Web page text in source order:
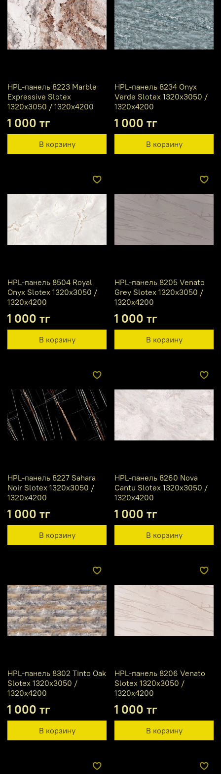
HPL-панель 8223 Marble
Expressive Slotex
1320х3050 / 1320х4200
1 000 тг
В корзину
HPL-панель 8234 Onyx
Verde Slotex 1320х3050 /
1320х4200
1 000 тг
В корзину
HPL-панель 8504 Royal
Onyx Slotex 1320х3050 /
1320х4200
1 000 тг
В корзину
HPL-панель 8205 Venato
Grey Slotex 1320х3050 /
1320х4200
1 000 тг
В корзину
HPL-панель 8227 Sahara
Noir Slotex 1320х3050 /
1320х4200
1 000 тг
В корзину
HPL-панель 8260 Nova
Cantu Slotex 1320х3050 /
1320х4200
1 000 тг
В корзину
HPL-панель 8302 Tinto Oak
Slotex 1320х3050 /
1320х4200
1 000 тг
В корзину
HPL-панель 8206 Venato
Slotex 1320х3050 /
1320х4200
1 000 тг
В корзину